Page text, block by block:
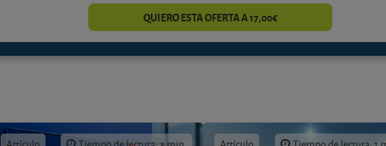
QUIERO ESTA OFERTA A 17,00€